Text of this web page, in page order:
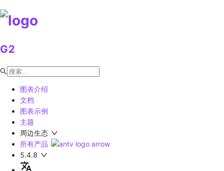
G2
图表介绍
文档
图表示例
主题
周边生态
所有产品
5.4.8